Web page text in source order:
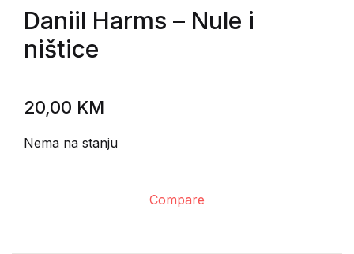
Daniil Harms – Nule i
ništice
20,00 KM
Nema na stanju
Compare